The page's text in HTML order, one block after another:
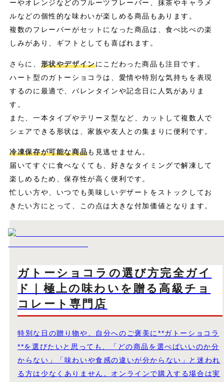
ーやオレンジなどのフルーツフレーバー、抹茶やキャラメ
ルなどの個性的な味わいが楽しめる商品もあります。
複数のフレーバーがセットになった商品は、食べ比べの楽
しみがあり、ギフトとしても喜ばれます。
さらに、 形状やデザインにこだわった商品も注目です。
ハート型のガトーショコラは、愛情や特別な気持ちを表現
するのに最適で、バレンタインや記念日に人気がありま
す。
また、一本タイプやテリーヌ型など、カットして複数人で
シェアできる形状は、家族や友人との集まりに便利です。
冷凍保存が可能な商品も見逃せません。
届いてすぐに食べなくても、好きなタイミングで解凍して
楽しめるため、保存性が高く便利です。
忙しい方や、いつでも美味しいデザートをストックしてお
きたい方にとって、この点は大きな付加価値となります。
ガトーショコラの選び方完全ガイ
ド｜極上の味わいを贈る高級チョ
コレート専門店
特別な日の贈り物や、自分へのご褒美に**ガトーショコラ
**を選びたいと思っても、「どの商品を選べばいいのか分
からない」「味わいや食感の違いが分からない」と迷われ
る方は少なくありません。オンラインで購入する場合は実